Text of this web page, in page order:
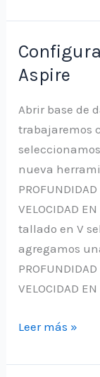
apagado
automático
en
CNC
Aspire
Abrir base de
trabajaremos
nueva
VELOCIDAD
tallado en V
agregamos
VELOCIDAD EN
Configuración
fresas
Leer más »